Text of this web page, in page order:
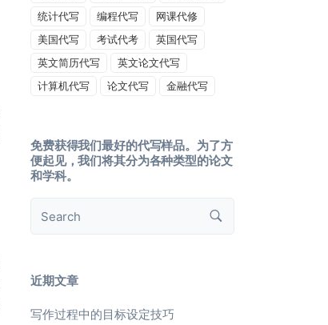
统计代写
编程代写
网课代修
美国代写
考试代考
英国代写
英文简历代写
英文论文代写
计算机代写
论文代写 金融代写
免费获得我们最好的代写样品。为了方
便起见，我们将其分为各种类型的论文
和学科。
近期文章
写作过程中的目标设定技巧